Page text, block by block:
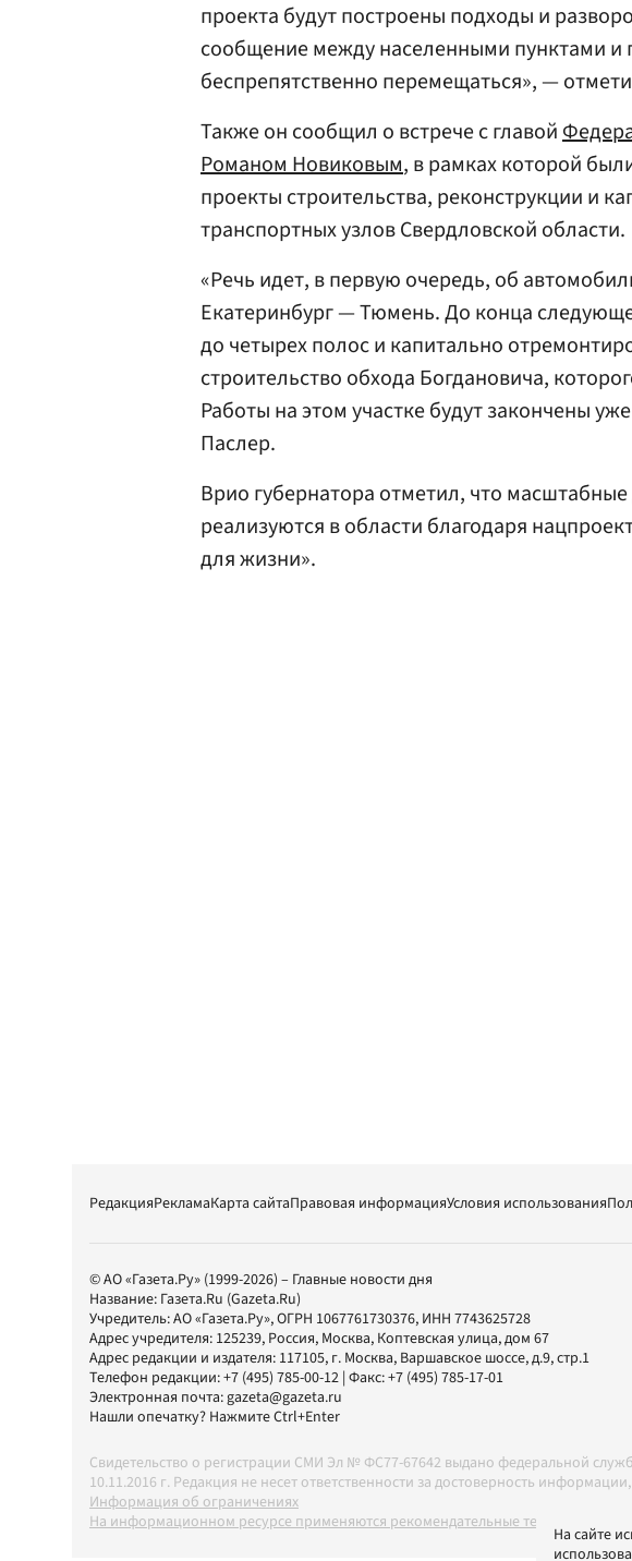
проекта будут построены подходы и
сообщение между населенными пунктами и
беспрепятственно перемещаться», —
Также он сообщил о встрече с главой
Романом Новиковым, в рамках которой
проекты строительства, реконструкции и
транспортных узлов Свердловской области.
«Речь идет, в первую очередь, об
Екатеринбург — Тюмень. До конца
до четырех полос и капитально
строительство обхода Богдановича,
Работы на этом участке будут закончены
Паслер.
Врио губернатора отметил, что
реализуются в области благодаря
для жизни».
РедакцияРекламаКарта сайтаПравовая информацияУсловия использования
© АО «Газета.Ру» (1999-2026) – Главные новости дня
Название: Газета.Ru (Gazeta.Ru)
Учредитель:АО «Газета.Ру», ОГРН 1067761730376, ИНН 7743625728
Адрес учредителя: 125239, Россия, Москва, Коптевская улица, дом 67
Адрес редакции и издателя: 117105, г. Москва, Варшавское шоссе, д.9, стр.1
Телефон редакции:+7 (495) 785-00-12 | Факс:+7 (495) 785-17-01
Электронная почта:gazeta@gazeta.ru
Нашли опечатку? Нажмите Ctrl+Enter
Свидетельство о регистрации СМИ Эл № ФС77-67642 выдано федеральной
10.11.2016 г. Редакция не несет ответственности за достоверность
Информация об ограничениях
На информационном ресурсе применяются рекомендательные технологии в
На сайте